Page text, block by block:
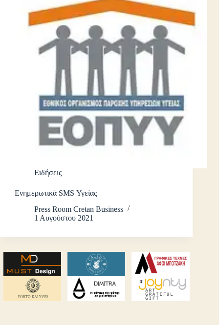
Ειδήσεις
Ενημερωτικά SMS Υγείας
Press Room Cretan Business
1 Αυγούστου 2021